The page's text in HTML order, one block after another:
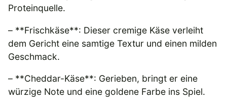
Proteinquelle.
– **Frischkäse**: Dieser cremige Käse verleiht
dem Gericht eine samtige Textur und einen milden
Geschmack.
– **Cheddar-Käse**: Gerieben, bringt er eine
würzige Note und eine goldene Farbe ins Spiel.